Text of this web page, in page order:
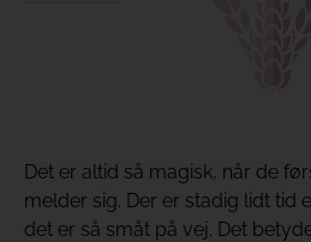
Det er altid så magisk, når de
melder sig. Der er stadig lidt tid
det er så småt på vej. Det